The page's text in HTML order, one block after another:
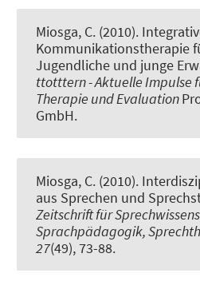
Miosga, C. (2010).
Kommunikationstherapie
Jugendliche und junge
ttotttern - Aktuelle Impulse
Therapie und Evaluation
GmbH.
Miosga, C. (2010).
aus Sprechen und
Zeitschrift für
Sprachpädagogik,
27(49), 73-88.